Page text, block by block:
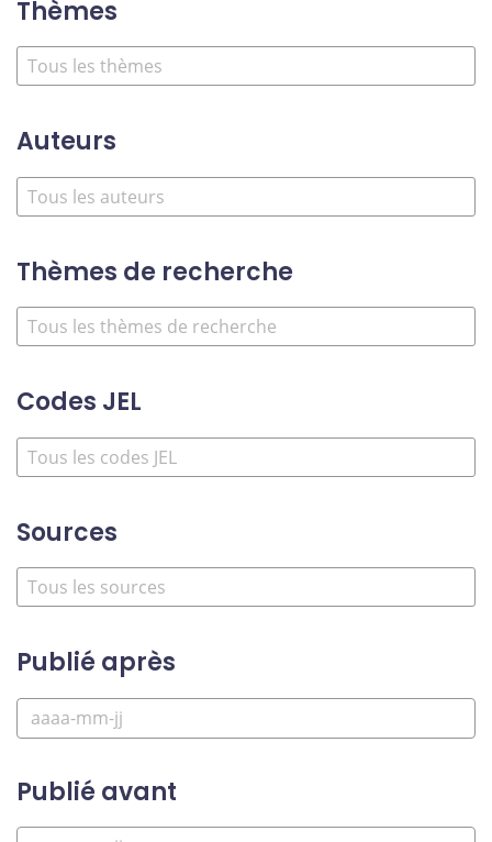
Thèmes
Auteurs
Thèmes de recherche
Codes JEL
Sources
Publié après
Publié avant